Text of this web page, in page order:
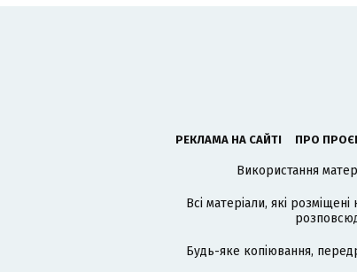
РЕКЛАМА НА САЙТІ ПРО
Використання
Всі матеріали, які
Будь-яке копіювання,